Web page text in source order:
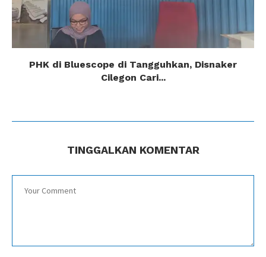
PHK di Bluescope di Tangguhkan, Disnaker
Cilegon Cari...
TINGGALKAN KOMENTAR